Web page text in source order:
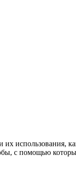
использования,
с помощью